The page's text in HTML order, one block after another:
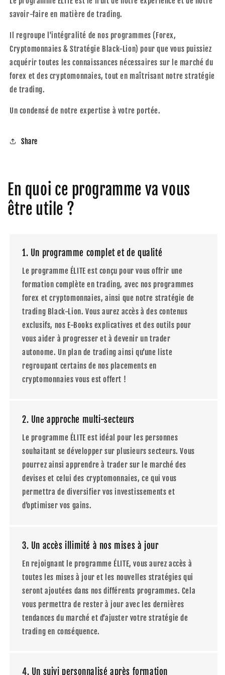
savoir-faire en matière de trading.
Il regroupe l'intégralité de nos programmes (Forex,
Cryptomonnaies & Stratégie Black-Lion) pour que vous puissiez
acquérir toutes les connaissances nécessaires sur le marché du
forex et des cryptomonnaies, tout en maîtrisant notre stratégie
de trading.
Un condensé de notre expertise à votre portée.
Share
En quoi ce programme va vous
être utile ?
1. Un programme complet et de qualité
Le programme ÉLITE est conçu pour vous offrir une
formation complète en trading, avec nos programmes
forex et cryptomonnaies, ainsi que notre stratégie de
trading Black-Lion. Vous aurez accès à des contenus
exclusifs, nos E-Books explicatives et des outils pour
vous aider à progresser et à devenir un trader
autonome. Un plan de trading ainsi qu’une liste
regroupant certains de nos placements en
cryptomonnaies vous est offert !
2. Une approche multi-secteurs
Le programme ÉLITE est idéal pour les personnes
souhaitant se développer sur plusieurs secteurs. Vous
pourrez ainsi apprendre à trader sur le marché des
devises et celui des cryptomonnaies, ce qui vous
permettra de diversifier vos investissements et
d’optimiser vos gains.
3. Un accès illimité à nos mises à jour
En rejoignant le programme ÉLITE, vous aurez accès à
toutes les mises à jour et les nouvelles stratégies qui
seront ajoutées dans nos différents programmes. Cela
vous permettra de rester à jour avec les dernières
tendances du marché et d’ajuster votre stratégie de
trading en conséquence.
4. Un suivi personnalisé après formation